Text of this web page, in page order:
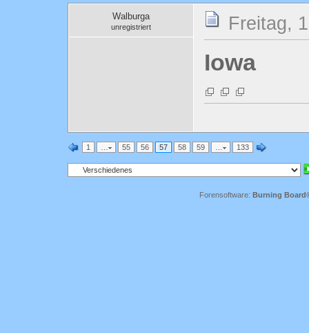
Walburga
unregistriert Freitag,
Iowa
1 55 56 57 58 59 133
Forensoftware: Burning